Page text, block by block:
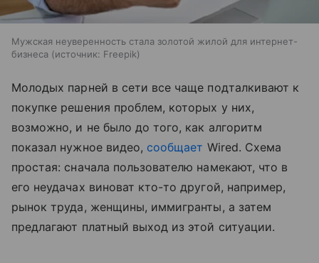
Мужская неуверенность стала золотой жилой для интернет-
бизнеса
источник: Freepik
Молодых парней в сети все чаще подталкивают к
покупке решения проблем, которых у них,
возможно, и не было до того, как алгоритм
показал нужное видео, сообщает Wired. Схема
простая: сначала пользователю намекают, что в
его неудачах виноват кто-то другой, например,
рынок труда, женщины, иммигранты, а затем
предлагают платный выход из этой ситуации.